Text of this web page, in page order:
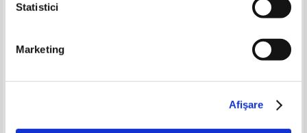
Statistici
Marketing
Afişare
Pret:10,00Lei Lei